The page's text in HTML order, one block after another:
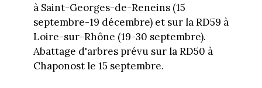
à Saint-Georges-de-Reneins (15
septembre-19 décembre) et sur la RD59 à
Loire-sur-Rhône (19-30 septembre).
Abattage d'arbres prévu sur la RD50 à
Chaponost le 15 septembre.